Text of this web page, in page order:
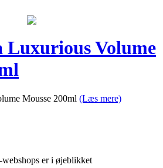
Luxurious Volume
Mousse 200ml (Læs mere)
er i øjeblikket